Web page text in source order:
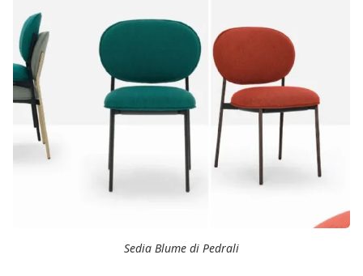
Sedia Blume di Pedrali